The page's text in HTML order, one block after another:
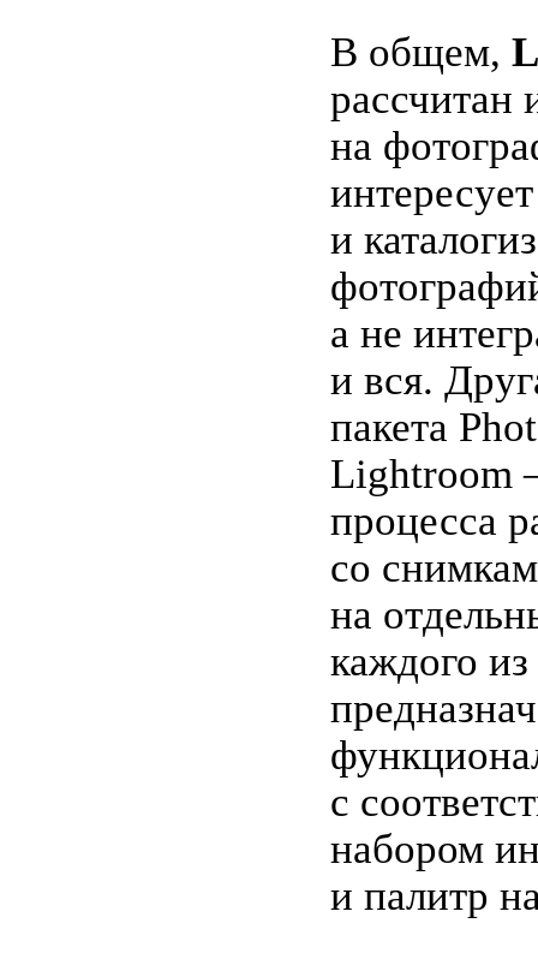
В общем,
рассчитан
на
и
а не
и вся.
пакета
Lightroom
процесса
со
на
каждого
с
набором
и палитр